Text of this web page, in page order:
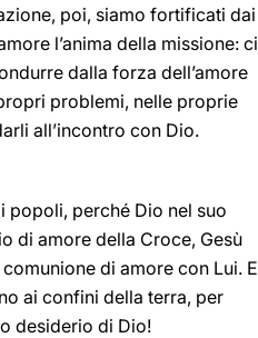
poi, siamo fortificati dai
l’anima della missione: ci
dalla forza dell’amore
problemi, nelle proprie
all’incontro con Dio.
popoli, perché Dio nel suo
di amore della Croce, Gesù
di amore con Lui. E
ai confini della terra, per
desiderio di Dio!